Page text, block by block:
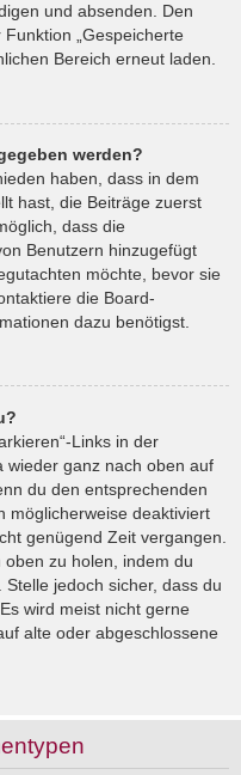
und absenden. Den
„Gespeicherte
Bereich erneut laden.
werden?
haben, dass in dem
hast, die Beiträge zuerst
dass die
Benutzern hinzugefügt
möchte, bevor sie
die Board-
dazu benötigst.
Links in der
wieder ganz nach oben auf
du den entsprechenden
möglicherweise deaktiviert
genügend Zeit vergangen.
zu holen, indem du
jedoch sicher, dass du
wird meist nicht gerne
alte oder abgeschlossene